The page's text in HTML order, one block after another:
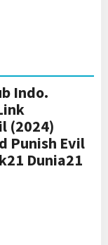
Indo.
(2024)
Punish Evil
Dunia21